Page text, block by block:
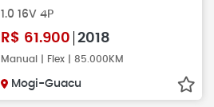
1.0 16V 4P
R$ 61.900 2018
Manual | Flex | 85.000KM
Mogi-Guacu